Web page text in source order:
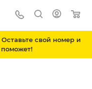
свой номер и